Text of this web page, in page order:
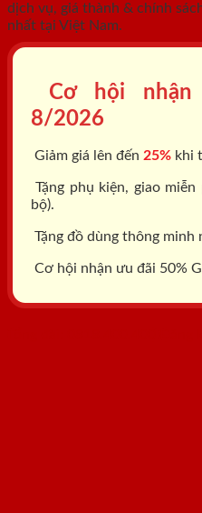
dịch vụ, giá thành & chính
nhất tại Việt Nam.
Cơ hội
8/2026
Giảm giá lên đến 25% khi
Tặng phụ kiện, giao
bộ).
Tặng đồ dùng thông minh
Cơ hội nhận ưu đãi 50%